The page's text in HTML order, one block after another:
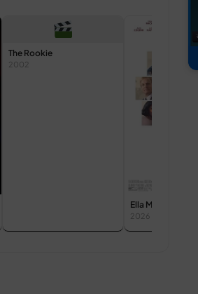
The Rookie
2002
Ella McCay
2026